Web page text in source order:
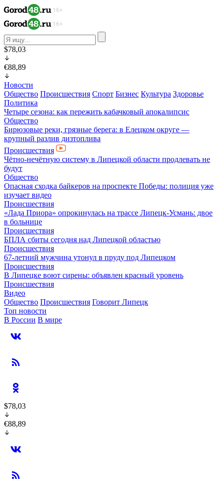
$78,03
€88,89
Новости
Общество Происшествия Спорт Бизнес Культура Здоровье
Политика
Четыре сезона: как пережить кабачковый апокалипсис
Общество
Бирюзовые реки, грязные берега: в Елецком округе —
крупный разлив дизтоплива
Происшествия
Чётно-нечётную систему в Липецкой области продлевать не
будут
Общество
Опасная сходка байкеров на проспекте Победы: полиция уже
изучает видео
Происшествия
«Лада Приора» опрокинулась на трассе Липецк-Усмань: двое
в больнице
Происшествия
БПЛА сбиты сегодня над Липецкой областью
Происшествия
67-летний мужчина утонул в пруду под Липецком
Происшествия
В Липецке воют сирены: объявлен красный уровень
Происшествия
Видео
Общество Происшествия Говорит Липецк
Топ новости
В России В мире
$78,03
€88,89